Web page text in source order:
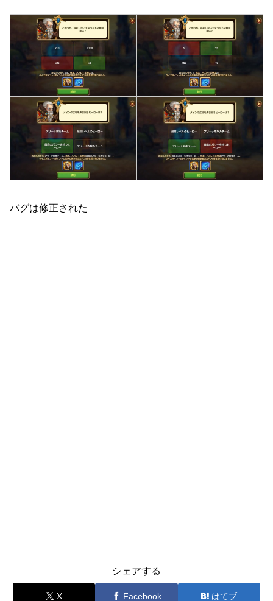
バグは修正された
シェアする
X Facebook はてブ